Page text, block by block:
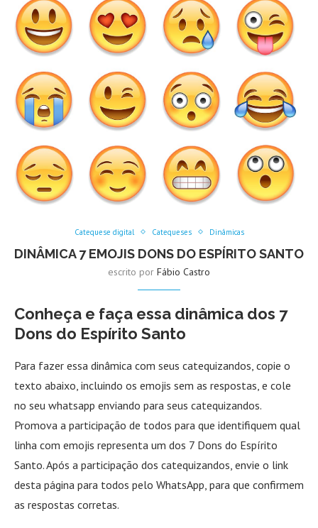
Catequese digital Catequeses Dinâmicas
DINÂMICA 7 EMOJIS DONS DO ESPÍRITO SANTO
escrito por Fábio Castro
Conheça e faça essa dinâmica dos 7
Dons do Espírito Santo
Para fazer essa dinâmica com seus catequizandos, copie o
texto abaixo, incluindo os emojis sem as respostas, e cole
no seu whatsapp enviando para seus catequizandos.
Promova a participação de todos para que identifiquem qual
linha com emojis representa um dos 7 Dons do Espírito
Santo. Após a participação dos catequizandos, envie o link
desta página para todos pelo WhatsApp, para que confirmem
as respostas corretas.